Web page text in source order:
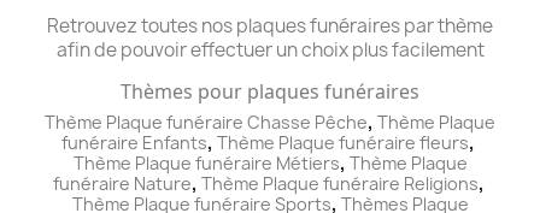
Retrouvez toutes nos plaques funéraires par thème
afin de pouvoir effectuer un choix plus facilement
Thèmes pour plaques funéraires
Thème Plaque funéraire Chasse Pêche, Thème Plaque
funéraire Enfants, Thème Plaque funéraire fleurs,
Thème Plaque funéraire Métiers, Thème Plaque
funéraire Nature, Thème Plaque funéraire Religions,
Thème Plaque funéraire Sports, Thèmes Plaque